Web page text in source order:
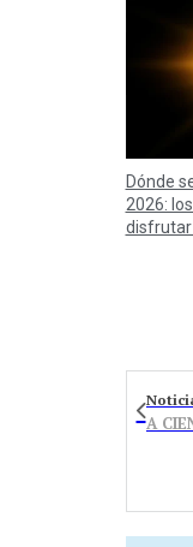
Dónde
2026:
disfrutar
A